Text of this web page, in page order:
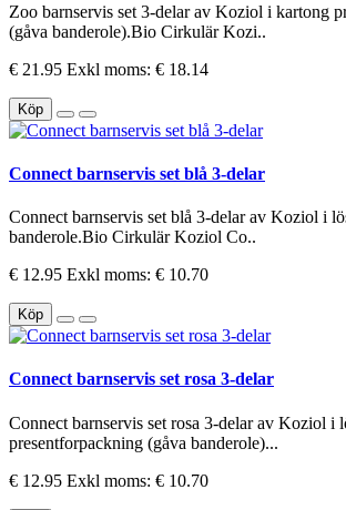
Zoo barnservis set 3-delar av Koziol i kartong
(gåva banderole).Bio Cirkulär Kozi..
€ 21.95 Exkl moms: € 18.14
Köp
Connect barnservis set blå 3-delar
Connect barnservis set blå 3-delar av Koziol i
banderole.Bio Cirkulär Koziol Co..
€ 12.95 Exkl moms: € 10.70
Köp
Connect barnservis set rosa 3-delar
Connect barnservis set rosa 3-delar av Koziol i
presentforpackning (gåva banderole)...
€ 12.95 Exkl moms: € 10.70